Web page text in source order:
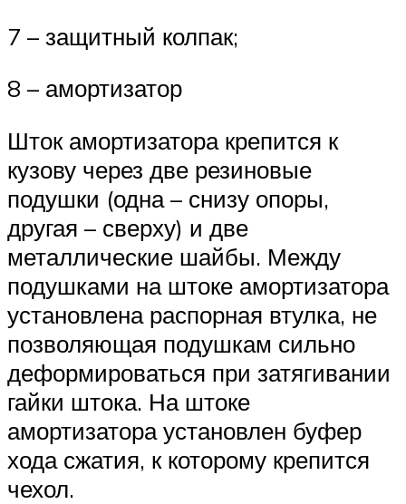
7 – защитный колпак;
8 – амортизатор
Шток амортизатора крепится к
кузову через две резиновые
подушки (одна – снизу опоры,
другая – сверху) и две
металлические шайбы. Между
подушками на штоке амортизатора
установлена распорная втулка, не
позволяющая подушкам сильно
деформироваться при затягивании
гайки штока. На штоке
амортизатора установлен буфер
хода сжатия, к которому крепится
чехол.